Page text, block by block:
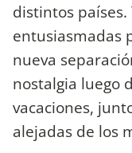
distintos países.
entusiasmadas
nueva
nostalgia luego
vacaciones,
alejadas de los